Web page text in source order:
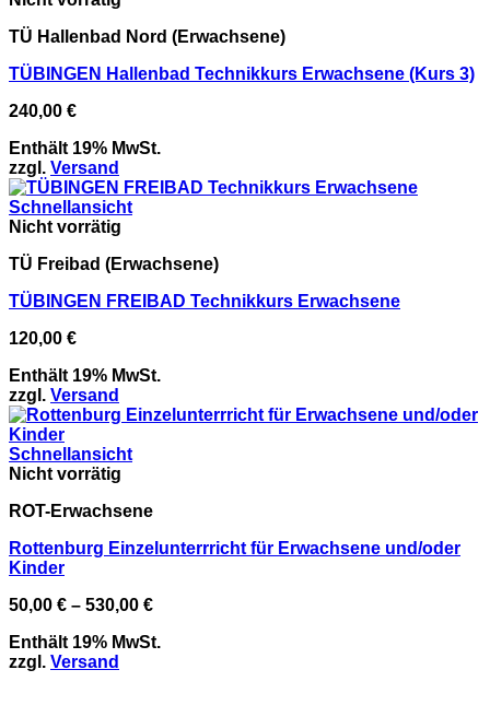
TÜ Hallenbad Nord (Erwachsene)
TÜBINGEN Hallenbad Technikkurs Erwachsene​ (Kurs 3)
240,00 €
Enthält 19% MwSt.
zzgl. Versand
Schnellansicht
Nicht vorrätig
TÜ Freibad (Erwachsene)
TÜBINGEN FREIBAD Technikkurs Erwachsene​
120,00 €
Enthält 19% MwSt.
zzgl. Versand
Schnellansicht
Nicht vorrätig
ROT-Erwachsene
Rottenburg Einzelunterrricht für Erwachsene und/oder
Kinder
50,00 € – 530,00 €Preisspanne:
bis
Enthält 19% MwSt.
zzgl. Versand